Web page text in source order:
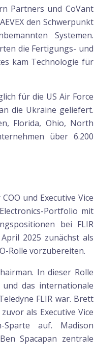
Partners und CoVant
den Schwerpunkt
Systemen.
die Fertigungs- und
kam Technologie für
für die US Air Force
die Ukraine geliefert.
Florida, Ohio, North
über 6.200
und Executive Vice
Portfolio mit
bei FLIR
2025 zunächst als
Rolle vorzubereiten.
In dieser Rolle
das internationale
FLIR war. Brett
als Executive Vice
Sparte auf. Madison
Spacapan zentrale